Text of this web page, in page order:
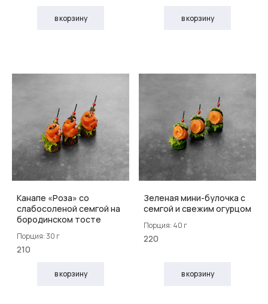
в корзину в корзину
Канапе «Роза» со
слабосоленой семгой на
бородинском тосте
Порция: 30 г
210
в корзину
Зеленая мини-булочка с
семгой и свежим огурцом
Порция: 40 г
220
в корзину